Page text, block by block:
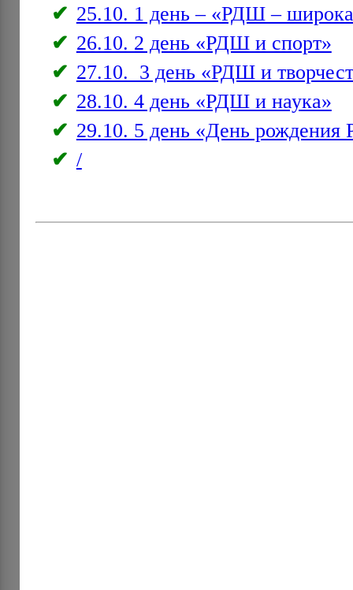
25.10. 1 день – «РДШ –
26.10. 2 день «РДШ и спорт»
27.10. 3 день «РДШ и
28.10. 4 день «РДШ и наука»
29.10. 5 день «День
/